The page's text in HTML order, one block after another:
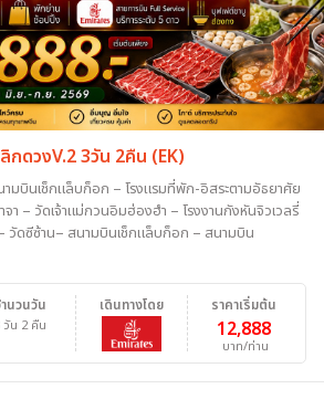
ดวงV.2 3วัน 2คืน (EK)
บินเช็กแล็บก็อก – โรงแรมที่พัก-อิสระตามอัธยาศัย
า – วัดเจ้าแม่กวนอิมฮ่องฮำ – โรงงานกังหันจิวเวลรี่
วัดซีซ้าน– สนามบินเช็กแล็บก็อก – สนามบิน
นวนวัน
วัน 2 คืน
ราคาเริ่มต้น
12,888
บาท/ท่าน
เดินทางโดย